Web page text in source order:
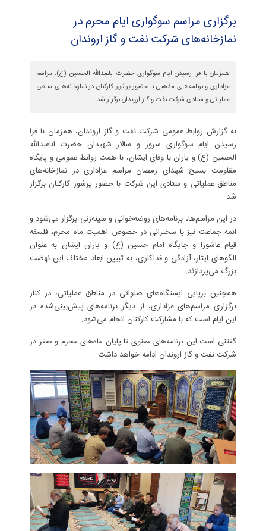
برگزاری مراسم سوگواری ایام محرم در
نمازخانه‌های شركت نفت و گاز اروندان
همزمان با فرا رسیدن ایام سوگواری حضرت اباعبدالله الحسین (ع)، مراسم
عزاداری و برنامه‌های مذهبی با حضور پرشور کارکنان در نمازخانه‌های مناطق
عملیاتی و ستادی شرکت نفت و گاز اروندان برگزار شد.
به گزارش روابط عمومی شرکت نفت و گاز اروندان، همزمان با فرا
رسیدن ایام سوگواری سرور و سالار شهیدان حضرت اباعبدالله
الحسین (ع) و یاران با وفای ایشان، با همت روابط عمومی و پایگاه
مقاومت بسیج شهدای رمضان مراسم عزاداری در نمازخانه‌های
مناطق عملیاتی و ستادی این شرکت با حضور پرشور کارکنان برگزار
شد.
در این مراسم‌ها، برنامه‌های روضه‌خوانی و سینه‌زنی برگزار می‌شود و
ائمه جماعت نیز با سخنرانی در خصوص اهمیت ماه محرم، فلسفه
قیام عاشورا و جایگاه امام حسین (ع) و یاران ایشان به عنوان
الگوهای ایثار، آزادگی و فداکاری، به تبیین ابعاد مختلف این نهضت
بزرگ می‌پردازند.
همچنین برپایی ایستگاه‌های صلواتی در مناطق عملیاتی، در کنار
برگزاری مراسم‌های عزاداری، از دیگر برنامه‌های پیش‌بینی‌شده در
این ایام است که با مشارکت کارکنان انجام می‌شود.
گفتنی است این برنامه‌های معنوی تا پایان ماه‌های محرم و صفر در
شرکت نفت و گاز اروندان ادامه خواهد داشت.